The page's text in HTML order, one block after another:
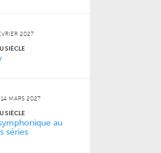
2027
SIÈCLE
MARS 2027
SIÈCLE
au